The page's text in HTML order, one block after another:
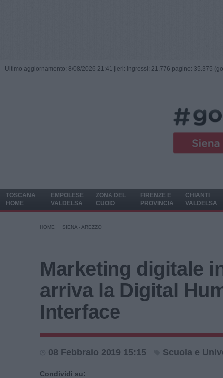
Ultimo aggiornamento: 8/08/2026 21:41 | ieri: Ingressi: 21.776 pagine: 35.375
TOSCANA
HOME
EMPOLESE
VALDELSA
ZONA DEL
CUOIO
FIRENZE E
PROVINCIA
CHIANTI
VALDELSA
HOME SIENA - AREZZO
Marketing digitale
arriva la Digital
Interface
08 Febbraio 2019 15:15 Scuola e
Condividi su: